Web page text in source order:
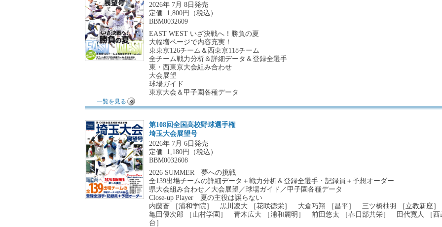
2026年 7月 8日発売
定価 1,800円（税込）
BBM0032609
EAST WEST いざ決戦へ！勝負の夏
大幅増ページで内容充実！
東東京126チーム＆西東京118チーム
全チーム戦力分析＆詳細データ＆登録全選手
東・西東京大会組み合わせ
大会展望
球場ガイド
東京大会＆甲子園各種データ
一覧を見る
第108回全国高校野球選手権
埼玉大会展望号
2026年 7月 6日発売
定価 1,180円（税込）
BBM0032608
2026 SUMMER 夢への挑戦
全139出場チームの詳細データ＋戦力分析＆登録全選手・記録員＋予想オーダー
県大会組み合わせ／大会展望／球場ガイド／甲子園各種データ
Close-up Player 夏の主役は譲らない
内藤蒼 ［浦和学院］ 黒川凌大 ［花咲徳栄］ 大倉巧翔 ［昌平］ 三ツ橋柚羽 ［立教新座
亀田優次郎 ［山村学園］ 青木広大 ［浦和麗明］ 前田悠太 ［春日部共栄］ 田代寛人 ［西
台］